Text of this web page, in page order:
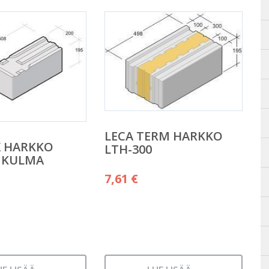
HARKKO
LECA TERM HARKKO
LTH-300
7,61 €